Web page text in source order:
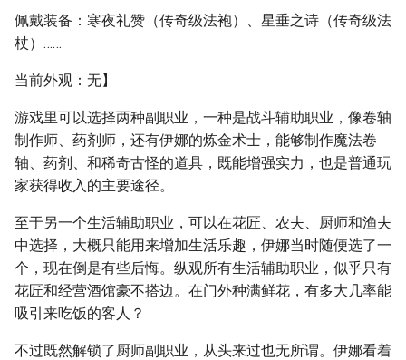
佩戴装备：寒夜礼赞（传奇级法袍）、星垂之诗（传奇级法
杖）……
当前外观：无】
游戏里可以选择两种副职业，一种是战斗辅助职业，像卷轴
制作师、药剂师，还有伊娜的炼金术士，能够制作魔法卷
轴、药剂、和稀奇古怪的道具，既能增强实力，也是普通玩
家获得收入的主要途径。
至于另一个生活辅助职业，可以在花匠、农夫、厨师和渔夫
中选择，大概只能用来增加生活乐趣，伊娜当时随便选了一
个，现在倒是有些后悔。纵观所有生活辅助职业，似乎只有
花匠和经营酒馆豪不搭边。在门外种满鲜花，有多大几率能
吸引来吃饭的客人？
不过既然解锁了厨师副职业，从头来过也无所谓。伊娜看着